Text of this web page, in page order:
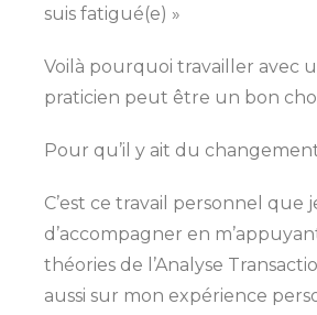
suis fatigué(e) »
Voilà pourquoi travailler avec
praticien peut être un bon
Pour qu’il y ait du
C’est ce travail personnel que
d’accompagner en
théories de l’Analyse
aussi sur mon expérience